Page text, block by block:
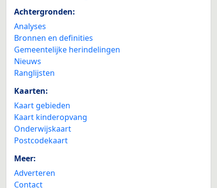
Achtergronden:
Analyses
Bronnen en definities
Gemeentelijke herindelingen
Nieuws
Ranglijsten
Kaarten:
Kaart gebieden
Kaart kinderopvang
Onderwijskaart
Postcodekaart
Meer:
Adverteren
Contact